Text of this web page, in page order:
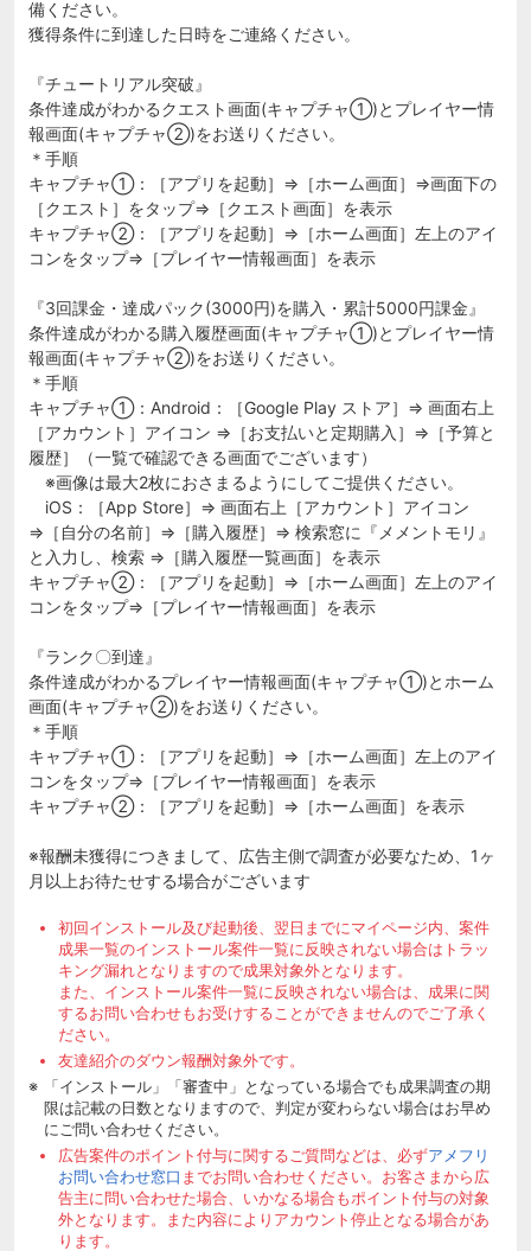
備ください。
獲得条件に到達した日時をご連絡ください。
『チュートリアル突破』
条件達成がわかるクエスト画面(キャプチャ①)とプレイヤー情
報画面(キャプチャ②)をお送りください。
＊手順
キャプチャ①：［アプリを起動］⇒［ホーム画面］⇒画面下の
［クエスト］をタップ⇒［クエスト画面］を表示
キャプチャ②：［アプリを起動］⇒［ホーム画面］左上のアイ
コンをタップ⇒［プレイヤー情報画面］を表示
『3回課金・達成パック(3000円)を購入・累計5000円課金』
条件達成がわかる購入履歴画面(キャプチャ①)とプレイヤー情
報画面(キャプチャ②)をお送りください。
＊手順
キャプチャ①：Android：［Google Play ストア］⇒ 画面右上
［アカウント］アイコン ⇒［お支払いと定期購入］⇒［予算と
履歴］（一覧で確認できる画面でございます）
※画像は最大2枚におさまるようにしてご提供ください。
iOS：［App Store］⇒ 画面右上［アカウント］アイコン
⇒［自分の名前］⇒［購入履歴］⇒ 検索窓に『メメントモリ』
と入力し、検索 ⇒［購入履歴一覧画面］を表示
キャプチャ②：［アプリを起動］⇒［ホーム画面］左上のアイ
コンをタップ⇒［プレイヤー情報画面］を表示
『ランク〇到達』
条件達成がわかるプレイヤー情報画面(キャプチャ①)とホーム
画面(キャプチャ②)をお送りください。
＊手順
キャプチャ①：［アプリを起動］⇒［ホーム画面］左上のアイ
コンをタップ⇒［プレイヤー情報画面］を表示
キャプチャ②：［アプリを起動］⇒［ホーム画面］を表示
※報酬未獲得につきまして、広告主側で調査が必要なため、1ヶ
月以上お待たせする場合がございます
初回インストール及び起動後、翌日までにマイページ内、案件
成果一覧のインストール案件一覧に反映されない場合はトラッ
キング漏れとなりますので成果対象外となります。
また、インストール案件一覧に反映されない場合は、成果に関
するお問い合わせもお受けすることができませんのでご了承く
ださい。
友達紹介のダウン報酬対象外です。
「インストール」「審査中」となっている場合でも成果調査の期
限は記載の日数となりますので、判定が変わらない場合はお早め
にご問い合わせください。
広告案件のポイント付与に関するご質問などは、必ずアメフリ
お問い合わせ窓口 までお問い合わせください。お客さまから広
告主に問い合わせた場合、いかなる場合もポイント付与の対象
外となります。また内容によりアカウント停止となる場合があ
ります。